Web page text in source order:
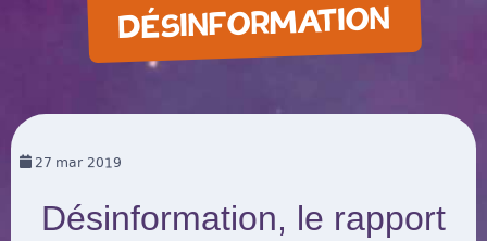
DÉSINFORMATION
27 mar 2019
Désinformation, le rapport